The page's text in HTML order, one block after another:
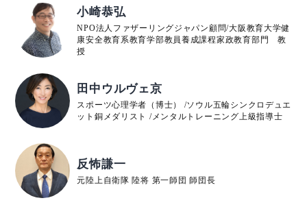
小崎恭弘
NPO法人ファザーリングジャパン顧問/大阪教育大学健
康安全教育系教育学部教員養成課程家政教育部門 教
授
田中ウルヴェ京
スポーツ心理学者（博士） /ソウル五輪シンクロデュエ
ット銅メダリスト /メンタルトレーニング上級指導士
反怖謙一
元陸上自衛隊 陸将 第一師団 師団長